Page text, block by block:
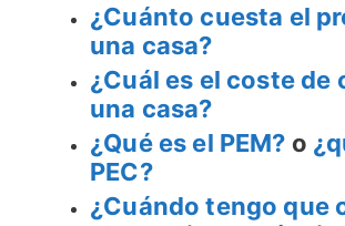
¿Cuánto cuesta el
una casa?
¿Cuál es el coste de
una casa?
¿Qué es el PEM? o
PEC?
¿Cuándo tengo que